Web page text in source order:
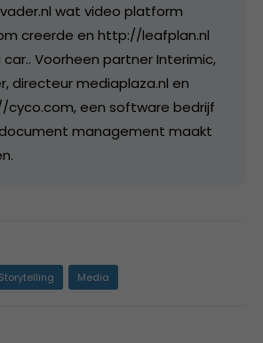
wat video platform
creerde en http://leafplan.nl
Voorheen partner Interimic,
directeur mediaplaza.nl en
een software bedrijf
management maakt
Media